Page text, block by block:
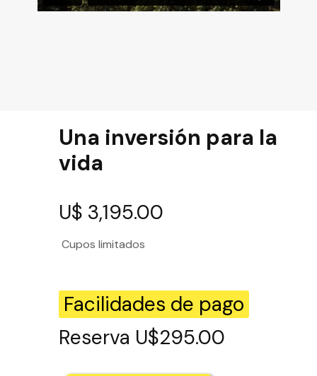
Una inversión para la
vida
U$ 3,195.00
Cupos limitados
Facilidades de pago
Reserva U$295.00